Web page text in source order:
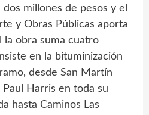
millones de pesos y el
y Obras Públicas aporta
la obra suma cuatro
en la bituminización
desde San Martín
Paul Harris en toda su
hasta Caminos Las